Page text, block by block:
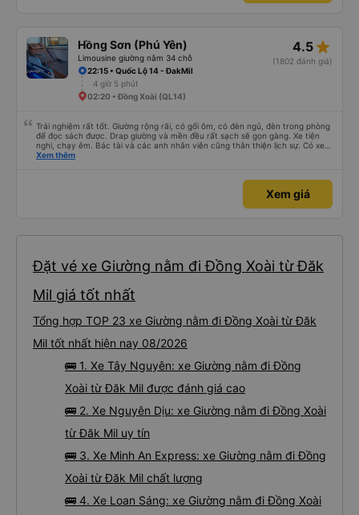
Hồng Sơn (Phú Yên)
Limousine giường nằm 34 chỗ
4.5 star_rate
(1802 đánh giá)
22:15 • Quốc Lộ 14 - ĐakMil
4 giờ 5 phút
02:20 • Đồng Xoài (QL14)
Trải nghiệm rất tốt. Giường rộng rãi, có gối ôm, có đèn ngủ, đèn trong phòng
để đọc sách được. Drap giường và mền đều rất sạch sẽ gọn gàng. Xe tiện
nghi, chạy êm. Bác tài và các anh nhân viên cũng thân thiện lịch sự. Có xe
trung chuyển về nội thành thành phố tuy hoà rất tiện. Giá vé hợp lý. Nói
Xem thêm
Xem giá
Đặt vé xe Giường nằm đi Đồng Xoài từ Đăk
Mil giá tốt nhất
Tổng hợp TOP 23 xe Giường nằm đi Đồng Xoài từ Đăk
Mil tốt nhất hiện nay 08/2026
🚌 1. Xe Tây Nguyên: xe Giường nằm đi Đồng
Xoài từ Đăk Mil được đánh giá cao
🚌 2. Xe Nguyên Dịu: xe Giường nằm đi Đồng Xoài
từ Đăk Mil uy tín
🚌 3. Xe Minh An Express: xe Giường nằm đi Đồng
Xoài từ Đăk Mil chất lượng
🚌 4. Xe Loan Sáng: xe Giường nằm đi Đồng Xoài